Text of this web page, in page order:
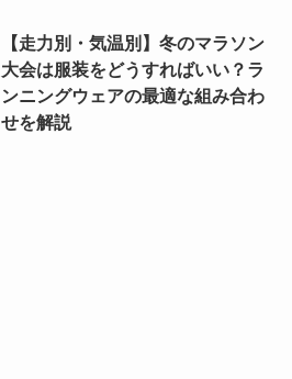
【走力別・気温別】冬のマラソン
大会は服装をどうすればいい？ラ
ンニングウェアの最適な組み合わ
せを解説